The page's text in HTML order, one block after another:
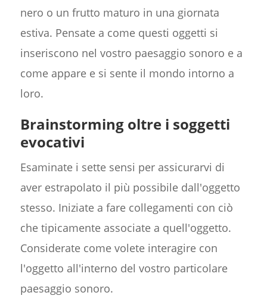
nero o un frutto maturo in una giornata
estiva. Pensate a come questi oggetti si
inseriscono nel vostro paesaggio sonoro e a
come appare e si sente il mondo intorno a
loro.
Brainstorming oltre i soggetti
evocativi
Esaminate i sette sensi per assicurarvi di
aver estrapolato il più possibile dall'oggetto
stesso. Iniziate a fare collegamenti con ciò
che tipicamente associate a quell'oggetto.
Considerate come volete interagire con
l'oggetto all'interno del vostro particolare
paesaggio sonoro.